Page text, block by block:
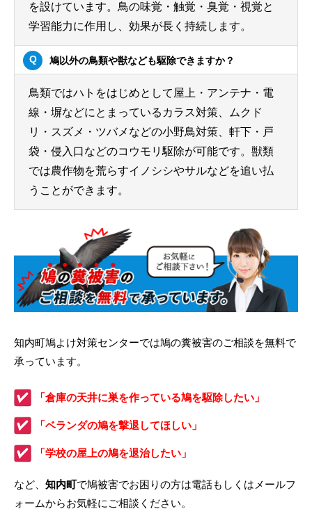
を設けています。鳥の味覚・触覚・臭覚・視覚と
学習能力に作用し、効果が長く持続します。
鳩以外の鳥類や獣なども駆除できますか？
鳥類ではハトをはじめとして屋上・アンテナ・電
線・塀などにとまっているカラス対策、ムクド
リ・スズメ・ツバメなどの小野鳥対策、軒下・戸
袋・侵入口などのコウモリ駆除が可能です。獣類
では農作物を荒らすイノシシやサルなどを追い払
うことができます。
知内町鳩よけ対策センターでは鳩の糞被害のご相談を無料で
承っています。
「倉庫の天井に巣を作っている鳩を駆除したい」
「ベランダの鳩を撃退してほしい」
「学校の屋上の鳩を退治したい」
など、 知内町で鳩被害でお困りの方は電話もしくはメールフ
ォームからお気軽にご相談ください。